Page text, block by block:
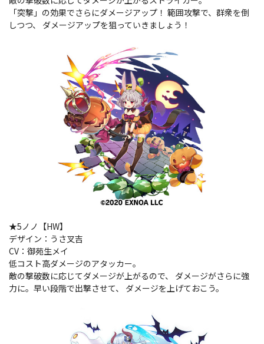
「突撃」の効果でさらにダメージアップ！ 範囲攻撃で、群衆を倒
しつつ、 ダメージアップを狙っていきましょう！
★5ノノ【HW】
デザイン：うさ叉吉
CV：御苑生メイ
低コスト高ダメージのアタッカー。
敵の撃破数に応じてダメージが上がるので、 ダメージがさらに強
力に。早い段階で出撃させて、 ダメージを上げておこう。